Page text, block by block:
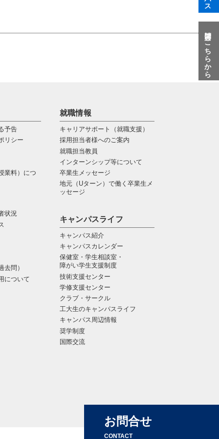
予告
リシー
業料）につ
状況
去問）
について
就職情報
キャリアサポート（就職支援）
採用担当者様へのご案内
就職担当教員
インターンシップ等について
卒業生メッセージ
地元（Uターン）で働く卒業生メ
ッセージ
キャンパスライフ
キャンパス紹介
キャンパスカレンダー
保健室・学生相談室・
障がい学生支援制度
技術支援センター
学修支援センター
クラブ・サークル
工大生のキャンパスライフ
キャンパス周辺情報
奨学制度
国際交流
お問合せ
CONTACT
質問はこちらから